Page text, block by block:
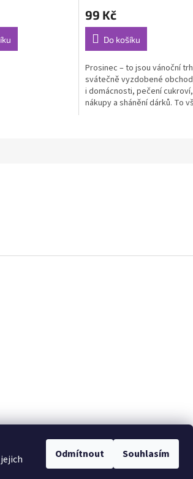
Odmítnout Souhlasím
produktu
je
5,0
z
5
hvězdiček.
99 Kč
Do košíku
Prosinec – to jsou vánoční
svátečně vyzdobené
i domácnosti, pečení cukroví,
nákupy a shánění dárků. To